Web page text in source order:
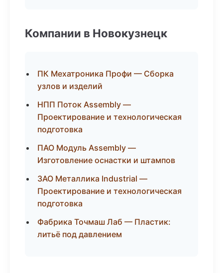
Компании в Новокузнецк
ПК Мехатроника Профи — Сборка
узлов и изделий
НПП Поток Assembly —
Проектирование и технологическая
подготовка
ПАО Модуль Assembly —
Изготовление оснастки и штампов
ЗАО Металлика Industrial —
Проектирование и технологическая
подготовка
Фабрика Точмаш Лаб — Пластик:
литьё под давлением